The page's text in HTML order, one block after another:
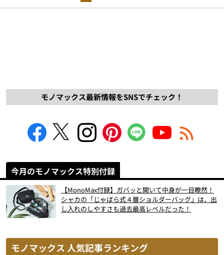
モノマックス最新情報をSNSでチェック！
今月のモノマックス特別付録
【MonoMax付録】ガバッと開いて中身が一目瞭然！
シャカの「じゃばら式４層ショルダーバッグ」は、出
し入れのしやすさも過去最高レベルだった！
モノマックス 人気記事ランキング